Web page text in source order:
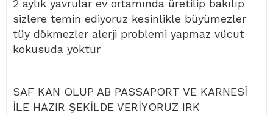
2 aylık yavrular ev ortamında üretilip bakılıp
sizlere temin ediyoruz kesinlikle büyümezler
tüy dökmezler alerji problemi yapmaz vücut
kokusuda yoktur
SAF KAN OLUP AB PASSAPORT VE KARNESİ
İLE HAZIR ŞEKİLDE VERİYORUZ IRK